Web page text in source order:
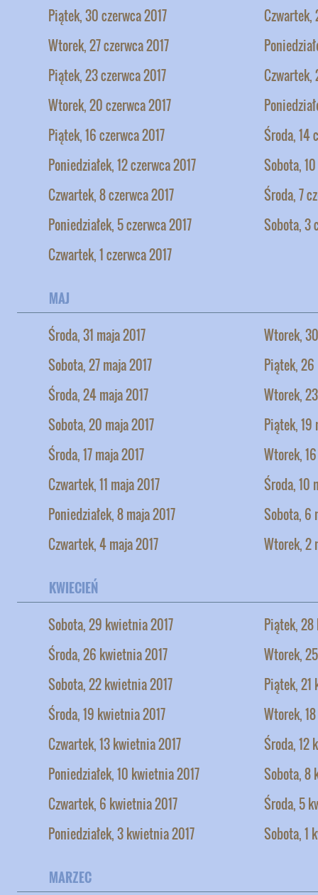
Piątek, 30 czerwca 2017
Czwartek,
Wtorek, 27 czerwca 2017
Piątek, 23 czerwca 2017
Czwartek,
Wtorek, 20 czerwca 2017
Piątek, 16 czerwca 2017
Środa, 14
Poniedziałek, 12 czerwca 2017
Sobota,
Czwartek, 8 czerwca 2017
Środa, 7
Poniedziałek, 5 czerwca 2017
Sobota, 3
Czwartek, 1 czerwca 2017
MAJ
Środa, 31 maja 2017
Wtorek,
Sobota, 27 maja 2017
Piątek, 26
Środa, 24 maja 2017
Wtorek,
Sobota, 20 maja 2017
Piątek, 19
Środa, 17 maja 2017
Wtorek,
Czwartek, 11 maja 2017
Środa, 10
Poniedziałek, 8 maja 2017
Sobota, 6
Czwartek, 4 maja 2017
Wtorek, 2
KWIECIEŃ
Sobota, 29 kwietnia 2017
Piątek,
Środa, 26 kwietnia 2017
Wtorek,
Sobota, 22 kwietnia 2017
Piątek, 21
Środa, 19 kwietnia 2017
Wtorek,
Czwartek, 13 kwietnia 2017
Środa, 12
Poniedziałek, 10 kwietnia 2017
Sobota, 8
Czwartek, 6 kwietnia 2017
Środa, 5
Poniedziałek, 3 kwietnia 2017
Sobota, 1
MARZEC